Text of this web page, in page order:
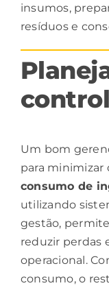
insumos,
resíduos e
Um bom
para minimizar
consumo de
utilizando
gestão,
reduzir perdas
operacional.
consumo, o